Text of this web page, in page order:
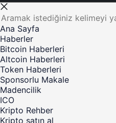
Ana Sayfa
Haberler
Bitcoin Haberleri
Altcoin Haberleri
Token Haberleri
Sponsorlu Makale
Madencilik
ICO
Kripto Rehber
Kripto satın al